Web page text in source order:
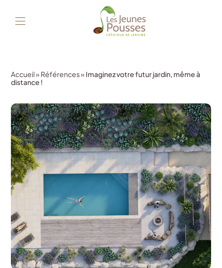
Accueil» Références» Imaginez votre futur jardin, même à
distance !